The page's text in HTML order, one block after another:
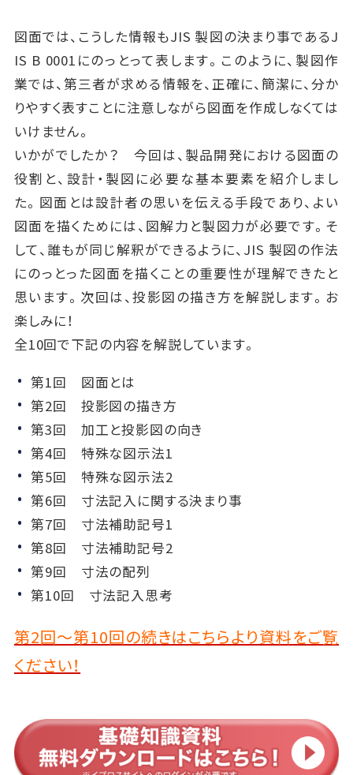
図面では、こうした情報もJIS 製図の決まり事であるJ
IS B 0001にのっとって表します。このように、製図作
業では、第三者が求める情報を、正確に、簡潔に、分か
りやすく表すことに注意しながら図面を作成しなくては
いけません。
いかがでしたか？ 今回は、製品開発における図面の
役割と、設計・製図に必要な基本要素を紹介しまし
た。図面とは設計者の思いを伝える手段であり、よい
図面を描くためには、図解力と製図力が必要です。そ
して、誰もが同じ解釈ができるように、JIS 製図の作法
にのっとった図面を描くことの重要性が理解できたと
思います。次回は、投影図の描き方を解説します。お
楽しみに！
全10回で下記の内容を解説しています。
第1回 図面とは
第2回 投影図の描き方
第3回 加工と投影図の向き
第4回 特殊な図示法1
第5回 特殊な図示法2
第6回 寸法記入に関する決まり事
第7回 寸法補助記号1
第8回 寸法補助記号2
第9回 寸法の配列
第10回 寸法記入思考
第2回～第10回の続きはこちらより資料をご覧
ください！